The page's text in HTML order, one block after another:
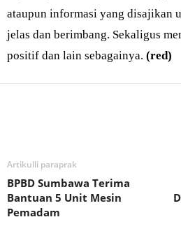
ataupun informasi yang disajikan
jelas dan berimbang. Sekaligus
positif dan lain sebagainya. (red)
Artikulli paraprak
BPBD Sumbawa Terima
Bantuan 5 Unit Mesin
Pemadam